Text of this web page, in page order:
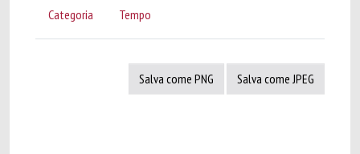
Categoria Tempo
Salva come PNG Salva come JPEG